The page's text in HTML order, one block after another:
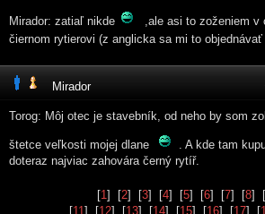
Mirador: zatiaľ nikde
,ale asi to zoženiem v
čiernom rytierovi (z anglicka sa mi to objednávať
Mirador
Torog: Môj otec je stavebník, od neho by som
štetce veľkosti mojej dlane
. A kde tam
doteraz najviac zahovára černý rytíř.
[1] [2] [3] [4] [5] [6] [7] [8] [
[11 ] [12] [13] [14] [15] [16] [17] [